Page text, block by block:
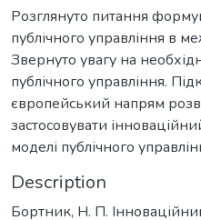
Розглянуто питання
публічного управління в
Звернуто увагу на
публічного управління.
європейський напрям
застосовувати
моделі публічного
Description
Бортник, Н. П.